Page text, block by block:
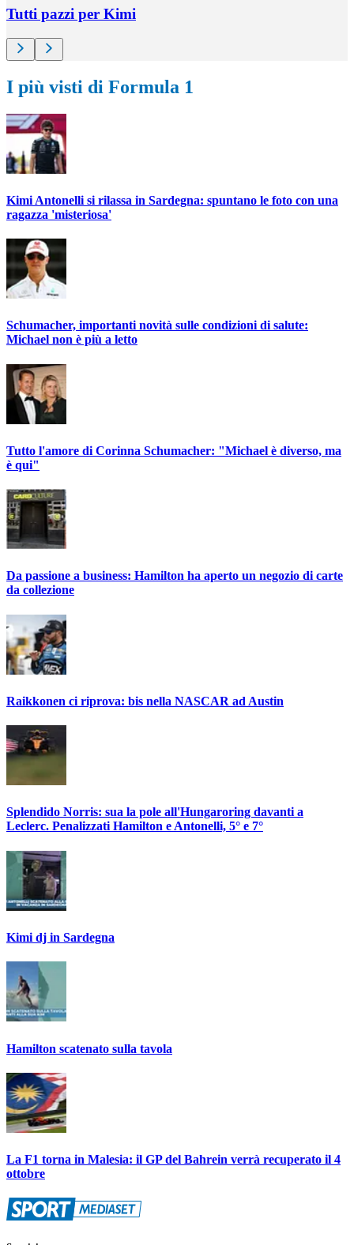
Tutti pazzi per Kimi
I più visti di Formula 1
Kimi Antonelli si rilassa in Sardegna: spuntano le foto con una
ragazza 'misteriosa'
Schumacher, importanti novità sulle condizioni di salute:
Michael non è più a letto
Tutto l'amore di Corinna Schumacher: "Michael è diverso, ma
è qui"
Da passione a business: Hamilton ha aperto un negozio di carte
da collezione
Raikkonen ci riprova: bis nella NASCAR ad Austin
Splendido Norris: sua la pole all'Hungaroring davanti a
Leclerc. Penalizzati Hamilton e Antonelli, 5° e 7°
Kimi dj in Sardegna
Hamilton scatenato sulla tavola
La F1 torna in Malesia: il GP del Bahrein verrà recuperato il 4
ottobre